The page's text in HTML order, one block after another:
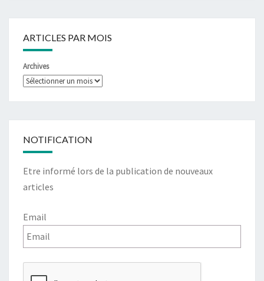
ARTICLES PAR MOIS
Archives
NOTIFICATION
Etre informé lors de la publication de nouveaux
articles
Email